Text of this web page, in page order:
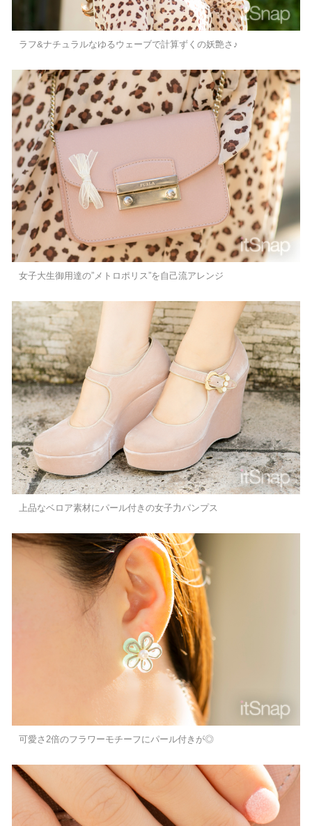
ラフ&ナチュラルなゆるウェーブで計算ずくの妖艶さ♪
女子大生御用達の”メトロポリス”を自己流アレンジ
上品なベロア素材にパール付きの女子力パンプス
可愛さ2倍のフラワーモチーフにパール付きが◎